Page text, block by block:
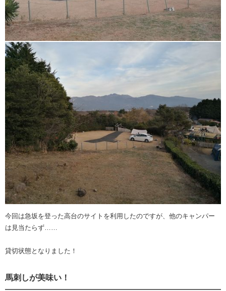
今回は急坂を登った高台のサイトを利用したのですが、他のキャンパー
は見当たらず……
貸切状態となりました！
馬刺しが美味い！